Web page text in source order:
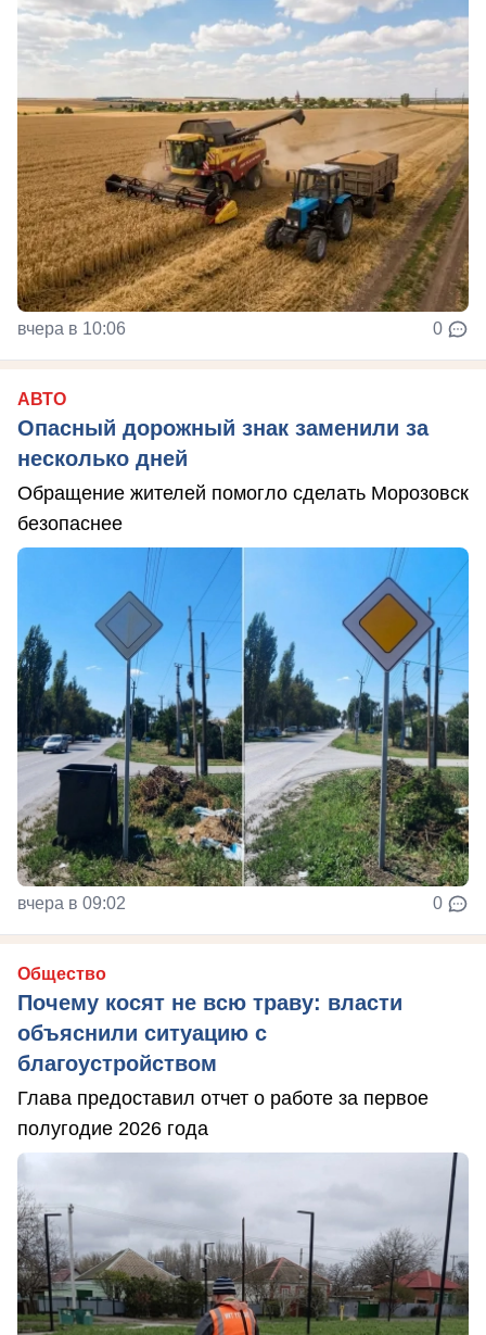
вчера в 10:06 0
АВТО
Опасный дорожный знак заменили за
несколько дней
Обращение жителей помогло сделать Морозовск
безопаснее
вчера в 09:02 0
Общество
Почему косят не всю траву: власти
объяснили ситуацию с
благоустройством
Глава предоставил отчет о работе за первое
полугодие 2026 года